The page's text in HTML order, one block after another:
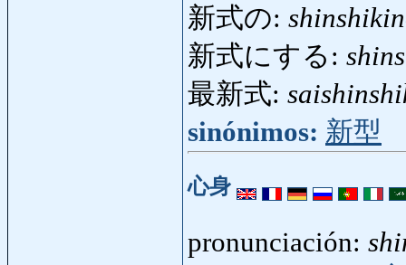
新式の:
新式にする:
最新式:
sinónimos: 新型
心身
pronunciación: